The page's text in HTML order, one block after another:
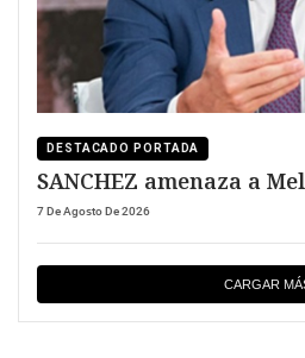
DESTACADO PORTADA
SANCHEZ amenaza a
7 De Agosto De 2026
CARGAR